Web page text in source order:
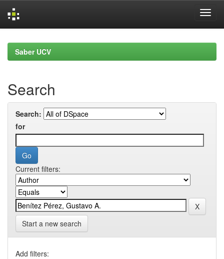
navigationSaber UCV
Search
Search:
for
Current filters:
Start a new search
Add filters: